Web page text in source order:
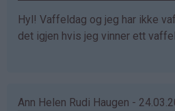
Hyl! Vaffeldag og jeg har ikke
det igjen hvis jeg vinner ett
Ann Helen Rudi Haugen -